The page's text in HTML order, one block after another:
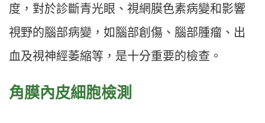
度，對於診斷青光眼、視網膜色素病變和影響
視野的腦部病變，如腦部創傷、腦部腫瘤、出
血及視神經萎縮等，是十分重要的檢查。
角膜內皮細胞檢測